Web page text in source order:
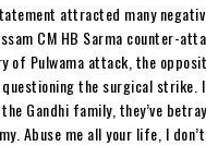
attracted many
CM HB Sarma counter-
of Pulwama attack, the
the surgical strike.
Gandhi family, they’ve
Abuse me all your life, I